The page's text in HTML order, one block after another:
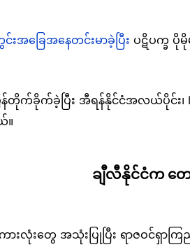
းအခြေအနေတင်းမာခဲ့ပြီး ပဋိပက္ခ ပို
န်တိုက်ခိုက်ခဲ့ပြီး အီရန်နိုင်ငံအလယ်ပိုင်း
။
ချီလီနိုင်ငံက တေ
လုံးတွေ အသုံးပြုပြီး ရာဇဝင်ရှာက